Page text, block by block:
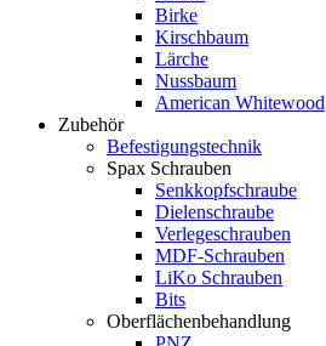
Birke
Kirschbaum
Lärche
Nussbaum
American Whitewood
Zubehör
Befestigungstechnik
Spax Schrauben
Senkkopfschraube
Dielenschraube
Verlegeschrauben
MDF-Schrauben
LiKo Schrauben
Bits
Oberflächenbehandlung